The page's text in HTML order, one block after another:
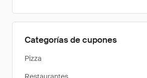
Categorías de cupones
Pizza